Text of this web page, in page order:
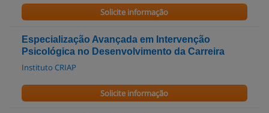
Solicite informação
Especialização Avançada em Intervenção
Psicológica no Desenvolvimento da Carreira
Instituto CRIAP
Solicite informação